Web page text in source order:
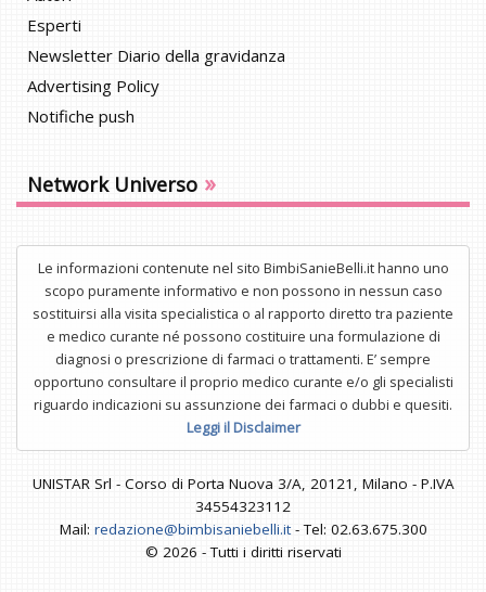
Esperti
Newsletter Diario della gravidanza
Advertising Policy
Notifiche push
Network Universo »
Le informazioni contenute nel sito BimbiSanieBelli.it hanno uno
scopo puramente informativo e non possono in nessun caso
sostituirsi alla visita specialistica o al rapporto diretto tra paziente
e medico curante né possono costituire una formulazione di
diagnosi o prescrizione di farmaci o trattamenti. E’ sempre
opportuno consultare il proprio medico curante e/o gli specialisti
riguardo indicazioni su assunzione dei farmaci o dubbi e quesiti.
Leggi il Disclaimer
UNISTAR Srl - Corso di Porta Nuova 3/A, 20121, Milano - P.IVA
34554323112
Mail: redazione@bimbisaniebelli.it- Tel: 02.63.675.300
© 2026 - Tutti i diritti riservati